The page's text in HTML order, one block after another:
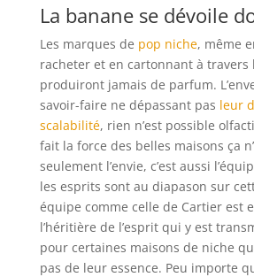
La banane se dévoile
Les marques de pop niche, même
racheter et en cartonnant à travers
produiront jamais de parfum.
savoir-faire ne dépassant pas leur
scalabilité, rien n’est possible
fait la force des belles maisons ça
seulement l’envie, c’est aussi
les esprits sont au diapason sur
équipe comme celle de Cartier est
l’héritière de l’esprit qui y est
pour certaines maisons de niche
pas de leur essence. Peu importe